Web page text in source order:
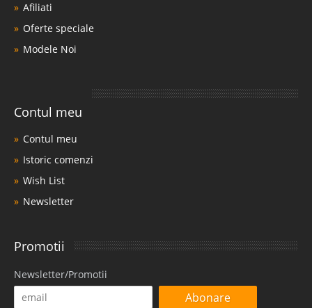
Afiliati
Oferte speciale
Modele Noi
Contul meu
Contul meu
Istoric comenzi
Wish List
Newsletter
Promotii
Newsletter/Promotii
Abonare